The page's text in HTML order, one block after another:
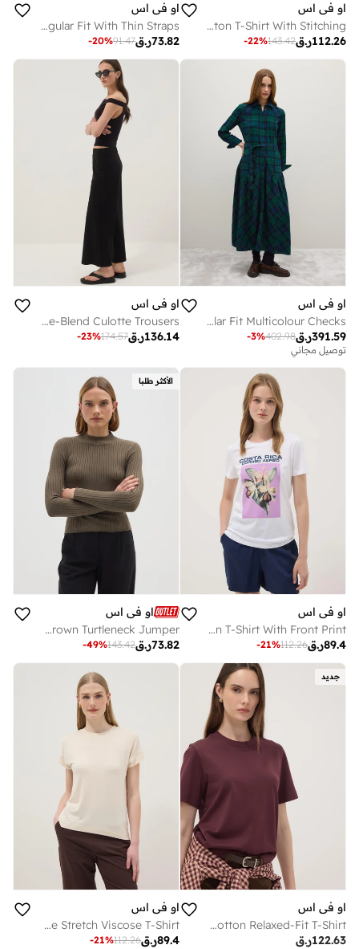
او في اس
OVS White Regular Fit Stretch Cotton T-Shirt With Stitching
ر.ق112.26
143.42
-22%
او في اس
OVS Yellow Glitter Top Regular Fit With Thin Straps
ر.ق73.82
91.47
-20%
او في اس
OVS Long Dress In Pure Cotton With Regular Fit Multicolour Checks
ر.ق391.59
402.98
-3%
توصيل مجاني
او في اس
OVS Black Viscose-Blend Culotte Trousers
ر.ق136.14
174.57
-23%
او في اس
OVS White Pure Cotton T-Shirt With Front Print
ر.ق89.4
112.26
-21%
الأكثر طلبا
او في اس
OVS Brown Turtleneck Jumper
ر.ق73.82
143.42
-49%
جديد
او في اس
OVS Purple Pure Cotton Relaxed-Fit T-Shirt
ر.ق122.63
او في اس
OVS Beige Short-Sleeve Stretch Viscose T-Shirt
ر.ق89.4
112.26
-21%